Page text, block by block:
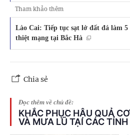
Tham khảo thêm
Lào Cai: Tiếp tục sạt lở đất đá làm 5
thiệt mạng tại Bắc Hà
Chia sẻ
Đọc thêm về chủ đề:
KHẮC PHỤC HẬU QUẢ
VÀ MƯA LŨ TẠI CÁC